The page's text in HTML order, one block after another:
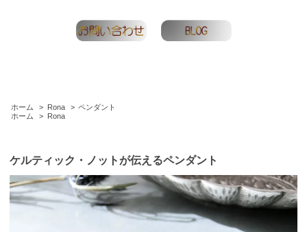
ホーム > Rona > ペンダント
ホーム
> Rona
ケルティック・ノットが伝えるペンダント